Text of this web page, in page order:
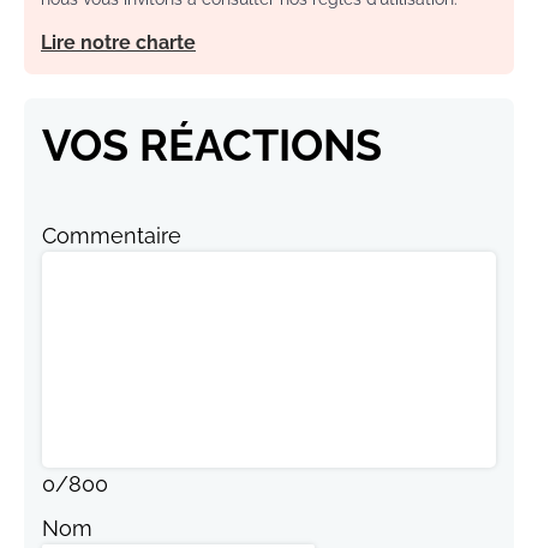
Lire notre charte
VOS RÉACTIONS
Commentaire
0/800
Nom